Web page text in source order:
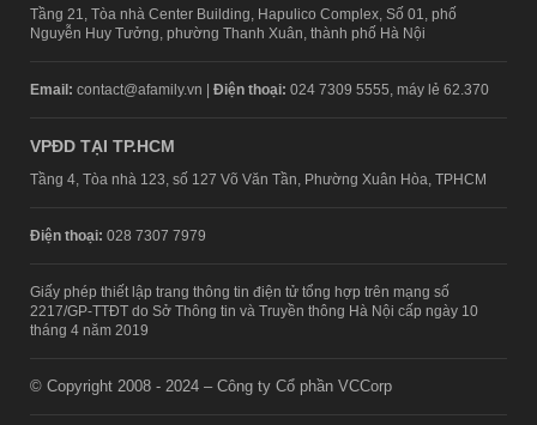
Tầng 21, Tòa nhà Center Building, Hapulico Complex, Số 01, phố
Nguyễn Huy Tưởng, phường Thanh Xuân, thành phố Hà Nội
Email: contact@afamily.vn | Điện thoại: 024 7309 5555, máy lẻ 62.370
VPĐD TẠI TP.HCM
Tầng 4, Tòa nhà 123, số 127 Võ Văn Tần, Phường Xuân Hòa, TPHCM
Điện thoại: 028 7307 7979
Giấy phép thiết lập trang thông tin điện tử tổng hợp trên mạng số
2217/GP-TTĐT do Sở Thông tin và Truyền thông Hà Nội cấp ngày 10
tháng 4 năm 2019
© Copyright 2008 - 2024 – Công ty Cổ phần VCCorp